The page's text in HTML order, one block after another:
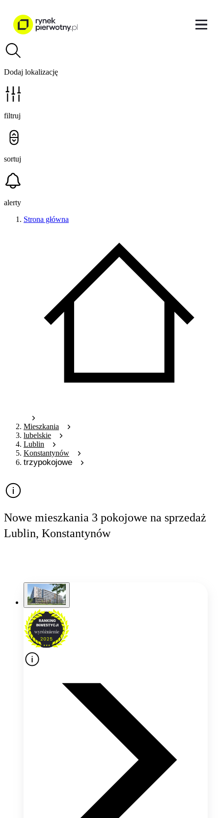
Dodaj lokalizację
filtruj
sortuj
alerty
Strona główna
Mieszkania
lubelskie
Lublin
Konstantynów
trzypokojowe
Nowe mieszkania 3 pokojowe na sprzedaż
Lublin, Konstantynów